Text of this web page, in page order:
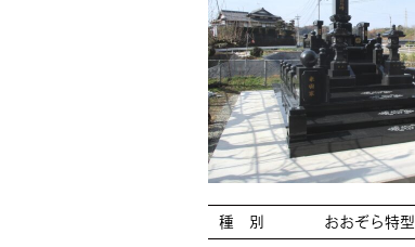
種 別 おおぞら特型